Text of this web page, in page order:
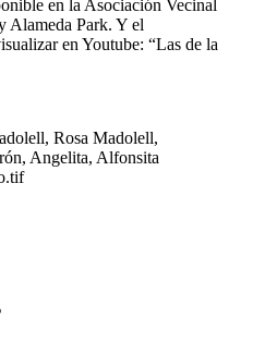
en la Asociación Vecinal
Alameda Park. Y el
en Youtube: “Las de la
Rosa Madolell,
Angelita, Alfonsita